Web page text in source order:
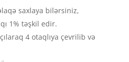
saxlaya bilərsiniz,
1% təşkil edir.
4 otaqlıya çevrilib və